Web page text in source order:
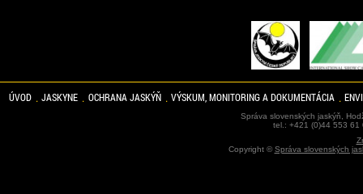
ÚVOD JASKYNE OCHRANA JASKÝŇ VÝSKUM, MONITORING A DOKUMENTÁCIA
Správa slovenských jaskýň,
tel.: +421 (0)44 553
Copyright ©Správa slovenských